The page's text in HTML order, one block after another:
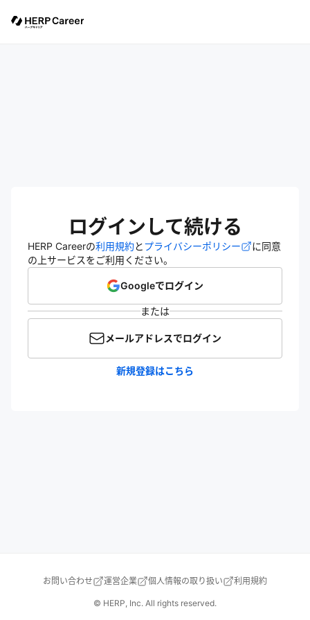
ログインして続ける
HERP Careerの利用規約とプライバシーポリシー
に同意
の上サービスをご利用ください。
Googleでログイン
または
メールアドレスでログイン
新規登録はこちら
お問い合わせ 運営企業 個人情報の取り扱い 利用規約
© HERP, Inc. All rights reserved.